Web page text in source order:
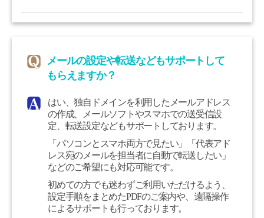
メールの設定や転送などもサポートして
もらえますか？
はい、独自ドメインを利用したメールアドレス
の作成、メールソフトやスマホでの送受信設
定、転送設定などもサポートしております。
「パソコンとスマホ両方で見たい」「代表アド
レス宛のメールを担当者に自動で転送したい」
などのご希望にも対応可能です。
初めての方でも迷わずご利用いただけるよう、
設定手順をまとめたPDFのご案内や、遠隔操作
によるサポートも行っております。